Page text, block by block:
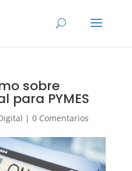
sobre
para PYMES
| 0 Comentarios